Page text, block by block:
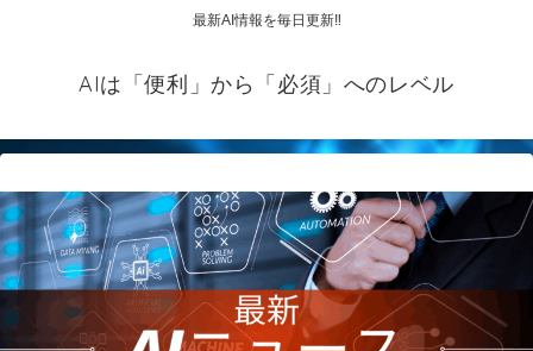
最新AI情報を毎日更新‼
AIは「便利」から「必須」へのレベル